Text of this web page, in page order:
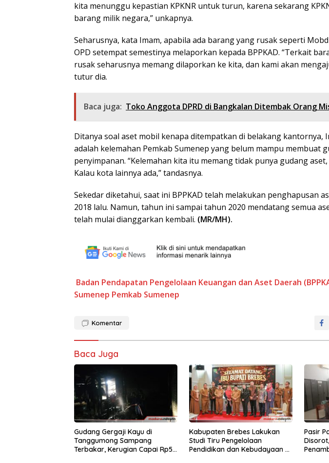
kita menunggu kepastian KPKNR untuk turun, karena sekarang
barang milik negara,” unkapnya.
Seharusnya, kata Imam, apabila ada barang yang rusak seperti
OPD setempat semestinya melaporkan kepada BPPKAD. “Terkait
rusak seharusnya memang dilaporkan ke kita, dan kami akan
tutur dia.
Baca juga: Toko Anggota DPRD di Bangkalan Ditembak Orang
Ditanya soal aset mobil kenapa ditempatkan di belakang kantornya,
adalah kelemahan Pemkab Sumenep yang belum mampu membuat
penyimpanan. “Kelemahan kita itu memang tidak punya gudang
Kalau kota lainnya ada,” tandasnya.
Sekedar diketahui, saat ini BPPKAD telah melakukan penghapusan
2018 lalu. Namun, tahun ini sampai tahun 2020 mendatang semua
telah mulai dianggarkan kembali. (MR/MH).
Badan Pendapatan Pengelolaan Keuangan dan Aset Daerah
Sumenep Pemkab Sumenep
Komentar
Baca Juga
Gudang Gergaji Kayu di
Tanggumong Sampang
Terbakar, Kerugian Capai Rp55
Kabupaten Brebes Lakukan
Studi Tiru Pengelolaan
Pendidikan dan Kebudayaan di
Pasir